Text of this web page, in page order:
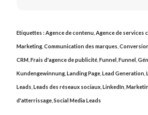
Etiquettes :Agence de contenu, Agence de services
Marketing, Communication des marques
CRM, Frais d'agence de publicité, Funnel Funnel
Kundengewinnung, Landing Page, Lead Generation,
Leads Leads des réseaux sociaux, LinkedIn,
d'atterrissage, Social Media Leads